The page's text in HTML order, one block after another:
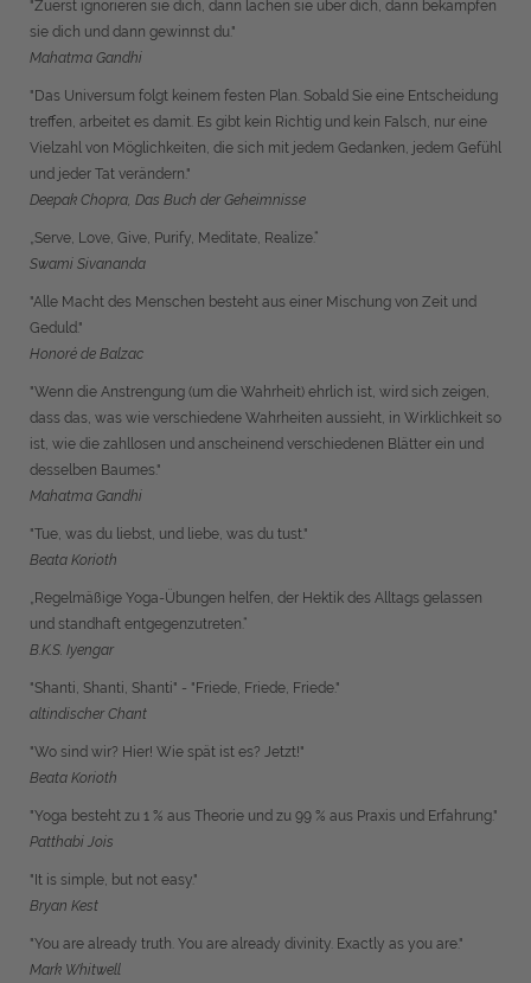
"Zuerst ignorieren sie dich, dann lachen sie über dich, dann bekämpfen
sie dich und dann gewinnst du."
Mahatma Gandhi
"Das Universum folgt keinem festen Plan. Sobald Sie eine Entscheidung
treffen, arbeitet es damit. Es gibt kein Richtig und kein Falsch, nur eine
Vielzahl von Möglichkeiten, die sich mit jedem Gedanken, jedem Gefühl
und jeder Tat verändern."
Deepak Chopra, Das Buch der Geheimnisse
„Serve, Love, Give, Purify, Meditate, Realize.“
Swami Sivananda
"Alle Macht des Menschen besteht aus einer Mischung von Zeit und
Geduld."
Honoré de Balzac
"Wenn die Anstrengung (um die Wahrheit) ehrlich ist, wird sich zeigen,
dass das, was wie verschiedene Wahrheiten aussieht, in Wirklichkeit so
ist, wie die zahllosen und anscheinend verschiedenen Blätter ein und
desselben Baumes."
Mahatma Gandhi
"Tue, was du liebst, und liebe, was du tust."
Beata Korioth
„Regelmäßige Yoga-Übungen helfen, der Hektik des Alltags gelassen
und standhaft entgegenzutreten.“
B.K.S. Iyengar
"Shanti, Shanti, Shanti" - "Friede, Friede, Friede."
altindischer Chant
"Wo sind wir? Hier! Wie spät ist es? Jetzt!"
Beata Korioth
"Yoga besteht zu 1 % aus Theorie und zu 99 % aus Praxis und Erfahrung."
Patthabi Jois
"It is simple, but not easy."
Bryan Kest
"You are already truth. You are already divinity. Exactly as you are."
Mark Whitwell